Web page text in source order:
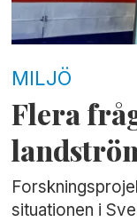
MILJÖ
Flera
situationen i